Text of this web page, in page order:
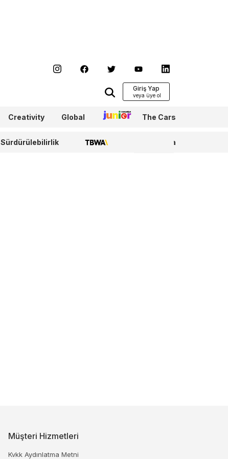
Giriş Yap
Creativity Global Junior The Cars
Sürdürülebilirlik TBWA WPP Media
Müşteri Hizmetleri
Kvkk Aydınlatma Metni